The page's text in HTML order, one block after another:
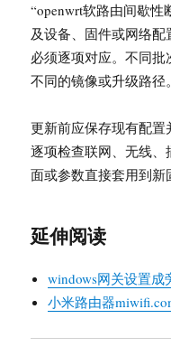
“openwrt软路由间歇
及设备、固件或网络
必须逐项对应。不同
不同的镜像或升级路径。
更新前应保存现有配
逐项检查联网、无线
面或参数直接套用到新
延伸阅读
windows网关设置
小米路由器